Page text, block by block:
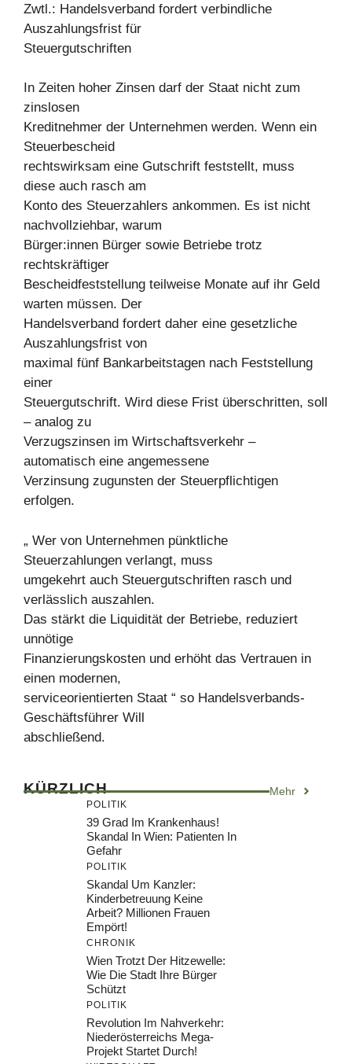
Zwtl.: Handelsverband fordert verbindliche
Auszahlungsfrist für
Steuergutschriften
In Zeiten hoher Zinsen darf der Staat nicht zum
zinslosen
Kreditnehmer der Unternehmen werden. Wenn ein
Steuerbescheid
rechtswirksam eine Gutschrift feststellt, muss
diese auch rasch am
Konto des Steuerzahlers ankommen. Es ist nicht
nachvollziehbar, warum
Bürger:innen Bürger sowie Betriebe trotz
rechtskräftiger
Bescheidfeststellung teilweise Monate auf ihr Geld
warten müssen. Der
Handelsverband fordert daher eine gesetzliche
Auszahlungsfrist von
maximal fünf Bankarbeitstagen nach Feststellung
einer
Steuergutschrift. Wird diese Frist überschritten, soll
– analog zu
Verzugszinsen im Wirtschaftsverkehr –
automatisch eine angemessene
Verzinsung zugunsten der Steuerpflichtigen
erfolgen.
„ Wer von Unternehmen pünktliche
Steuerzahlungen verlangt, muss
umgekehrt auch Steuergutschriften rasch und
verlässlich auszahlen.
Das stärkt die Liquidität der Betriebe, reduziert
unnötige
Finanzierungskosten und erhöht das Vertrauen in
einen modernen,
serviceorientierten Staat “ so Handelsverbands-
Geschäftsführer Will
abschließend.
KÜRZLICH Mehr
POLITIK
39 Grad Im Krankenhaus!
Skandal In Wien: Patienten In
Gefahr
POLITIK
Skandal Um Kanzler:
Kinderbetreuung Keine
Arbeit? Millionen Frauen
Empört!
CHRONIK
Wien Trotzt Der Hitzewelle:
Wie Die Stadt Ihre Bürger
Schützt
POLITIK
Revolution Im Nahverkehr:
Niederösterreichs Mega-
Projekt Startet Durch!